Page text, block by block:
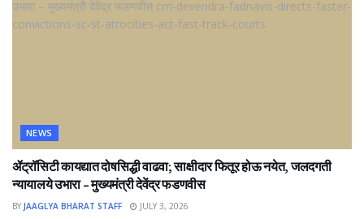
NEWS
ॲट्रॉसिटी कायद्यात दोषसिद्धी वाढवा; साक्षीदार फितूर होऊ नयेत, जलदगती
न्यायालये उभारा – मुख्यमंत्री देवेंद्र फडणवीस
BY JAAGLYA BHARAT STAFF JULY 3, 2026